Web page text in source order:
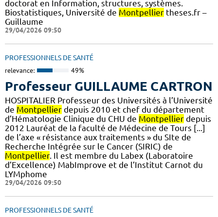
doctorat en Information, structures, systèmes.
Biostatistiques, Université de Montpellier theses.fr –
Guillaume
29/04/2026 09:50
PROFESSIONNELS DE SANTÉ
relevance: 49%
Professeur GUILLAUME CARTRON
HOSPITALIER Professeur des Universités à l’Université
de Montpellier depuis 2010 et chef du département
d’Hématologie Clinique du CHU de Montpellier depuis
2012 Lauréat de la faculté de Médecine de Tours [...]
de l’axe « résistance aux traitements » du SIte de
Recherche Intégrée sur le Cancer (SIRIC) de
Montpellier. Il est membre du Labex (Laboratoire
d’Excellence) MabImprove et de l’Institut Carnot du
LYMphome
29/04/2026 09:50
PROFESSIONNELS DE SANTÉ